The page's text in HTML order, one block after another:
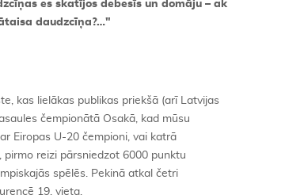
es skatījos debesīs un domāju – ak
daudzcīņa?…"
kas lielākas publikas priekšā (arī Latvijas
čempionātā Osakā, kad mūsu
Eiropas U-20 čempioni, vai katrā
reizi pārsniedzot 6000 punktu
spēlēs. Pekinā atkal četri
19. vieta.